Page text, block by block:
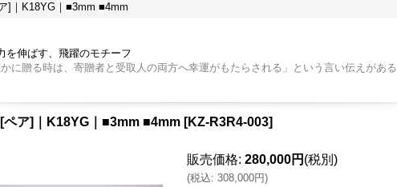
]｜K18YG｜■3mm ■4mm
を伸ばす、飛躍のモチーフ
かに贈る時は、寄贈者と受取人の両方へ幸運がもたらされる」という言い伝えがある
ペア]｜K18YG｜■3mm ■4mm [KZ-R3R4-003]
販売価格: 280,000円 (税別)
(税込: 308,000円)